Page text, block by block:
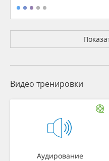
Видео тренировки
Аудирование